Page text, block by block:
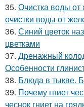
35. Очистка воды
очистки воды от
36. Синий цветок
цветками
37. Дренажный
Особенности
38. Блюда в тыкве.
39. Почему гниет
чеснок гниет на